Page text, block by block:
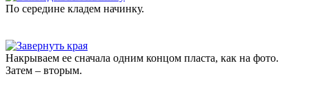
По середине кладем начинку.
Накрываем ее сначала одним концом пласта, как на фото.
Затем – вторым.